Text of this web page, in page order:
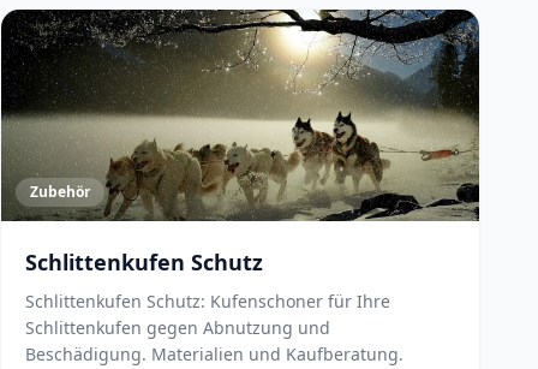
Zubehör
Schlittenkufen Schutz
Schlittenkufen Schutz: Kufenschoner für Ihre
Schlittenkufen gegen Abnutzung und
Beschädigung. Materialien und Kaufberatung.